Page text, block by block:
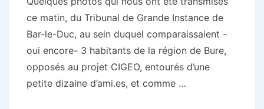
ce matin, du Tribunal de Grande Instance de
Bar-le-Duc, au sein duquel comparaissaient -
oui encore- 3 habitants de la région de Bure,
opposés au projet CIGEO, entourés d’une
petite dizaine d’ami.es, et comme …